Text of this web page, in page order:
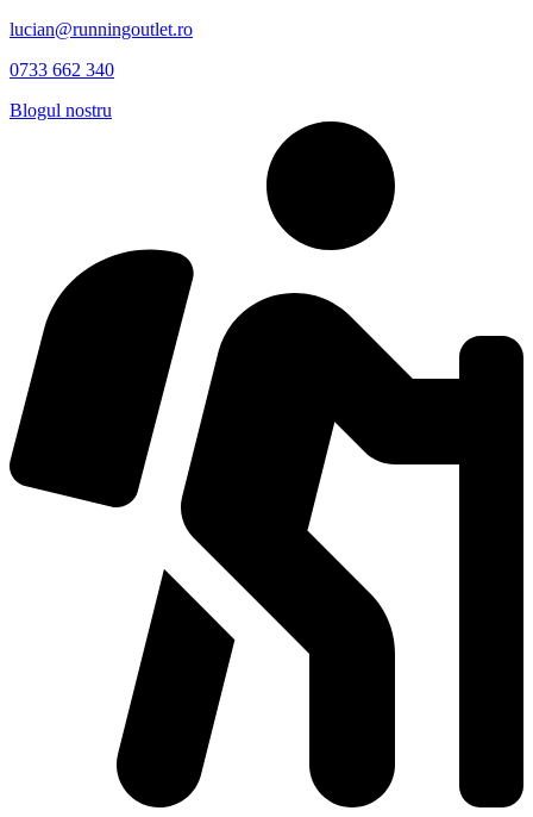
lucian@runningoutlet.ro
0733 662 340
Blogul nostru